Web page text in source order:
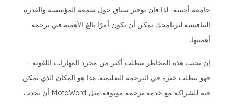
جامعة أجنبية، لذا فإن توفير سياق حول سمعة المؤسسة والقدرة
التنافسية لبرنامجك يمكن أن يكون أمرًا بالغ الأهمية في ترجمة
أهميتها.
إن تجنب هذه المخاطر يتطلب أكثر من مجرد المهارات اللغوية -
فهو يتطلب خبرة في الترجمة التعليمية. هذا هو المكان الذي يمكن
فيه للشراكة مع خدمة ترجمة موثوقة مثل MotaWord أن تحدث